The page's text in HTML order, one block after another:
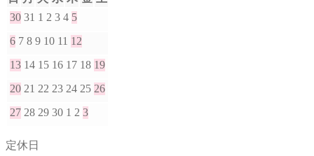
30 31 1 2 3 4 5
6 7 8 9 10 11 12
13 14 15 16 17 18 19
20 21 22 23 24 25 26
27 28 29 30 1 2 3
定休日